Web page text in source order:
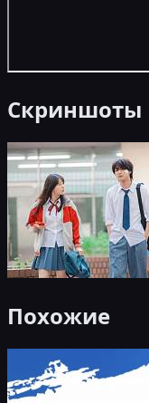
Скриншоты
Похожие